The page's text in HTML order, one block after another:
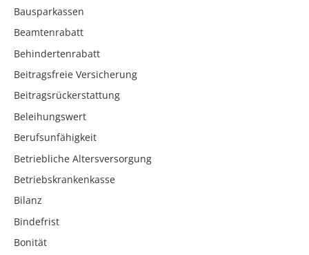
Bausparkassen
Beamtenrabatt
Behindertenrabatt
Beitragsfreie Versicherung
Beitragsrückerstattung
Beleihungswert
Berufsunfähigkeit
Betriebliche Altersversorgung
Betriebskrankenkasse
Bilanz
Bindefrist
Bonität